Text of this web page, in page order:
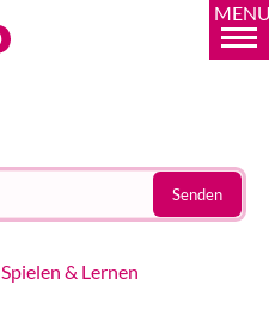
Senden
Spielen & Lernen